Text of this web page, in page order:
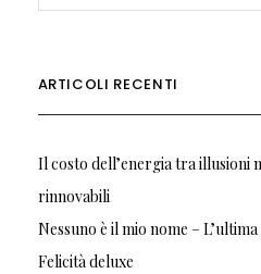
ARTICOLI RECENTI
Il costo dell’energia tra illusioni
rinnovabili
Nessuno è il mio nome –
Felicità deluxe